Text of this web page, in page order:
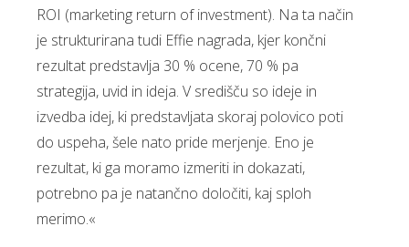
ROI (marketing return of investment). Na ta način
je strukturirana tudi Effie nagrada, kjer končni
rezultat predstavlja 30 % ocene, 70 % pa
strategija, uvid in ideja. V središču so ideje in
izvedba idej, ki predstavljata skoraj polovico poti
do uspeha, šele nato pride merjenje. Eno je
rezultat, ki ga moramo izmeriti in dokazati,
potrebno pa je natančno določiti, kaj sploh
merimo.«